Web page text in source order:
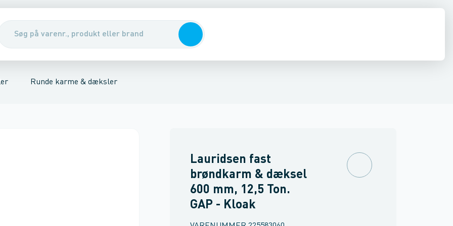
& udskillerePumper, pumpebrønde & ventiler
& dækslerRendestens karme
Runde karme & dæksler
Lauridsen fast
brøndkarm & dæksel
600 mm, 12,5 Ton.
GAP - Kloak